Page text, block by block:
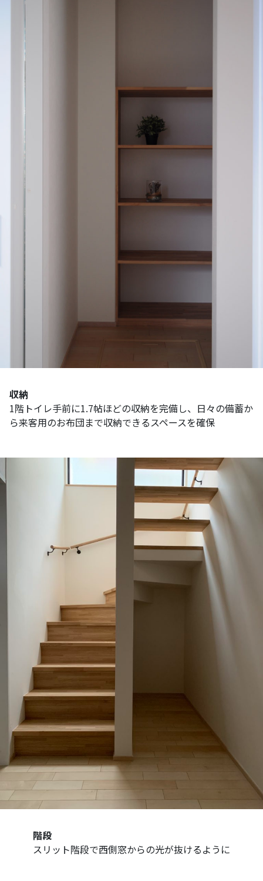
収納
1階トイレ手前に1.7帖ほどの収納を完備し、日々の備蓄か
ら来客用のお布団まで収納できるスペースを確保
階段
スリット階段で西側窓からの光が抜けるように